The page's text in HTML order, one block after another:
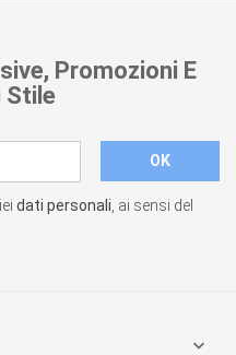
Promozioni E
Stile
dati personali , ai sensi del
